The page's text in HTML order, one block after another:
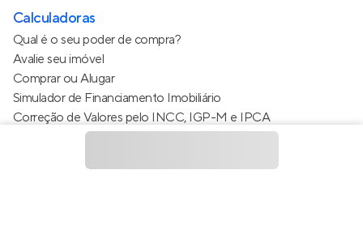
Calculadoras
Qual é o seu poder de compra?
Avalie seu imóvel
Comprar ou Alugar
Simulador de Financiamento Imobiliário
Correção de Valores pelo INCC, IGP-M e IPCA
Estimativa de valor do condomínio